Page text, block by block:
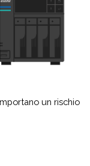
un rischio